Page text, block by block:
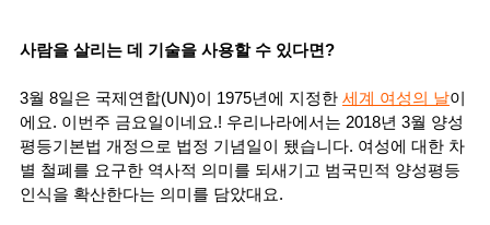
사람을 살리는 데 기술을 사용할 수 있다면?
3월 8일은 국제연합(UN)이 1975년에 지정한 세계 여성의 날이
에요. 이번주 금요일이네요.! 우리나라에서는 2018년 3월 양성
평등기본법 개정으로 법정 기념일이 됐습니다. 여성에 대한 차
별 철폐를 요구한 역사적 의미를 되새기고 범국민적 양성평등
인식을 확산한다는 의미를 담았대요.